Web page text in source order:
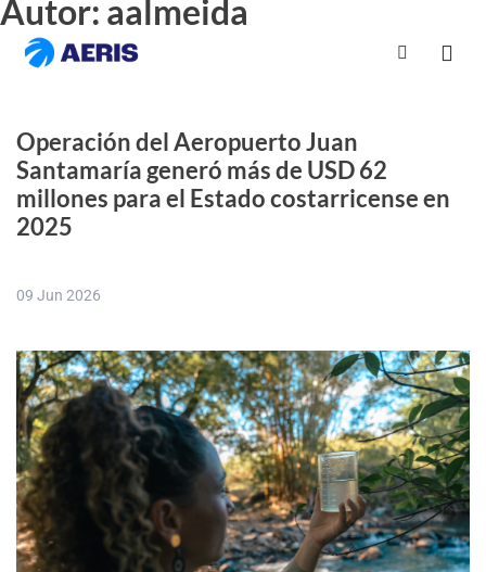
Skip
content
Autor: aalmeida
Operación del Aeropuerto Juan
Santamaría generó más de USD 62
millones para el Estado costarricense en
2025
09 Jun 2026